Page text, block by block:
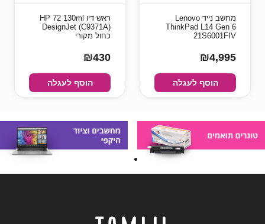
מחשב נייד Lenovo
ThinkPad L14 Gen 6
21S6001FIV
₪4,995
הוסף לעגלה
ראש דיו HP 72 130ml
DesignJet (C9371A)
כחול מקורי
₪430
הוסף לעגלה